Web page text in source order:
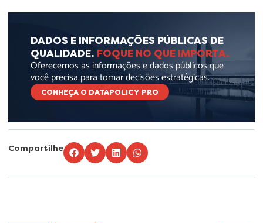
DADOS E INFORMAÇÕES PÚBLICAS DE
QUALIDADE. FOQUE NO QUE IMPORTA.
Oferecemos as informações e dados públicos que
você precisa para tomar decisões estratégicas.
CONHEÇA O DATAPOLICY PRO
Compartilhe